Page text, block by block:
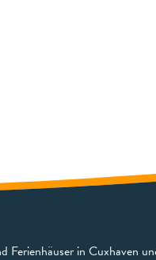
Ferienhäuser in Cuxhaven